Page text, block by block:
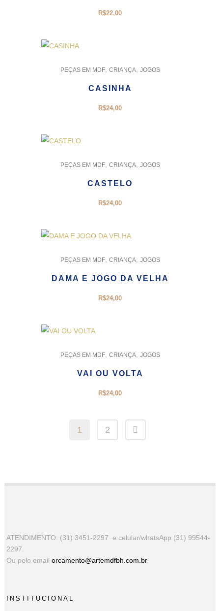
R$22,00
PEÇAS EM MDF, CRIANÇA, JOGOS
CASINHA
R$24,00
PEÇAS EM MDF, CRIANÇA, JOGOS
CASTELO
R$24,00
PEÇAS EM MDF, CRIANÇA, JOGOS
DAMA E JOGO DA VELHA
R$24,00
PEÇAS EM MDF, CRIANÇA, JOGOS
VAI OU VOLTA
R$24,00
1 2
ATENDIMENTO: (31) 3451-2297 e celular/whatsApp (31) 99544-
2297.
Ou pelo emailorcamento@artemdfbh.com.br.
INSTITUCIONAL